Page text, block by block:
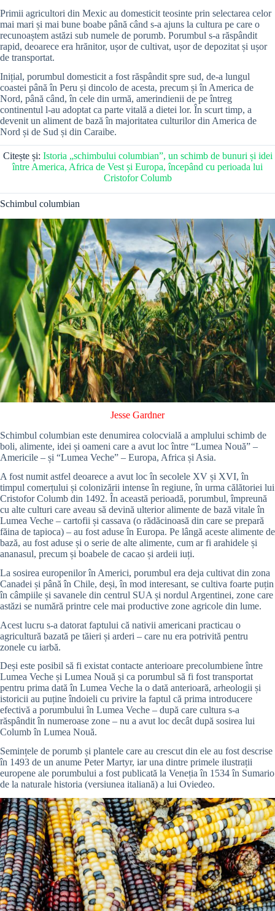
Primii agricultori din Mexic au domesticit teosinte prin selectarea celor
mai mari și mai bune boabe până când s-a ajuns la cultura pe care o
recunoaștem astăzi sub numele de porumb. Porumbul s-a răspândit
rapid, deoarece era hrănitor, ușor de cultivat, ușor de depozitat și ușor
de transportat.
Inițial, porumbul domesticit a fost răspândit spre sud, de-a lungul
coastei până în Peru și dincolo de acesta, precum și în America de
Nord, până când, în cele din urmă, amerindienii de pe întreg
continentul l-au adoptat ca parte vitală a dietei lor. În scurt timp, a
devenit un aliment de bază în majoritatea culturilor din America de
Nord și de Sud și din Caraibe.
Citește și: Istoria „schimbului columbian”, un schimb de bunuri și idei
între America, Africa de Vest și Europa, începând cu perioada lui
Cristofor Columb
Schimbul columbian
Jesse Gardner
Schimbul columbian este denumirea colocvială a amplului schimb de
boli, alimente, idei și oameni care a avut loc între “Lumea Nouă” –
Americile – și “Lumea Veche” – Europa, Africa și Asia.
A fost numit astfel deoarece a avut loc în secolele XV și XVI, în
timpul comerțului și colonizării intense în regiune, în urma călătoriei lui
Cristofor Columb din 1492. În această perioadă, porumbul, împreună
cu alte culturi care aveau să devină ulterior alimente de bază vitale în
Lumea Veche – cartofii și cassava (o rădăcinoasă din care se prepară
făina de tapioca) – au fost aduse în Europa. Pe lângă aceste alimente de
bază, au fost aduse și o serie de alte alimente, cum ar fi arahidele și
ananasul, precum și boabele de cacao și ardeii iuți.
La sosirea europenilor în Americi, porumbul era deja cultivat din zona
Canadei și până în Chile, deși, în mod interesant, se cultiva foarte puțin
în câmpiile și savanele din centrul SUA și nordul Argentinei, zone care
astăzi se numără printre cele mai productive zone agricole din lume.
Acest lucru s-a datorat faptului că nativii americani practicau o
agricultură bazată pe tăieri și arderi – care nu era potrivită pentru
zonele cu iarbă.
Deși este posibil să fi existat contacte anterioare precolumbiene între
Lumea Veche și Lumea Nouă și ca porumbul să fi fost transportat
pentru prima dată în Lumea Veche la o dată anterioară, arheologii și
istoricii au puține îndoieli cu privire la faptul că prima introducere
efectivă a porumbului în Lumea Veche – după care cultura s-a
răspândit în numeroase zone – nu a avut loc decât după sosirea lui
Columb în Lumea Nouă.
Semințele de porumb și plantele care au crescut din ele au fost descrise
în 1493 de un anume Peter Martyr, iar una dintre primele ilustrații
europene ale porumbului a fost publicată la Veneția în 1534 în Sumario
de la naturale historia (versiunea italiană) a lui Oviedeo.